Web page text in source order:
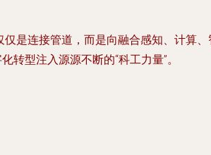
是连接管道，而是向融合感知、计算
型注入源源不断的“科工力量”。